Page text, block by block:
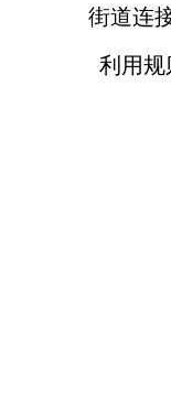
街道连
利用规